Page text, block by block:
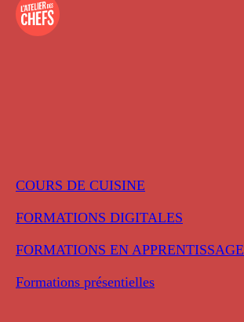
COURS DE CUISINE
FORMATIONS DIGITALES
FORMATIONS EN APPRENTISSAGE
Formations présentielles